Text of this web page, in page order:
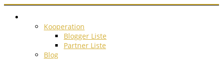
Kooperation
Blogger Liste
Partner Liste
Blog